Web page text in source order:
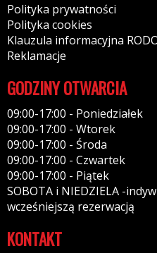
Polityka prywatności
Polityka cookies
Klauzula informacyjna
Reklamacje
GODZINY OTWARCIA
09:00-17:00 - Poniedziałek
09:00-17:00 - Wtorek
09:00-17:00 - Środa
09:00-17:00 - Czwartek
09:00-17:00 - Piątek
SOBOTA i NIEDZIELA -
wcześniejszą rezerwacją
KONTAKT